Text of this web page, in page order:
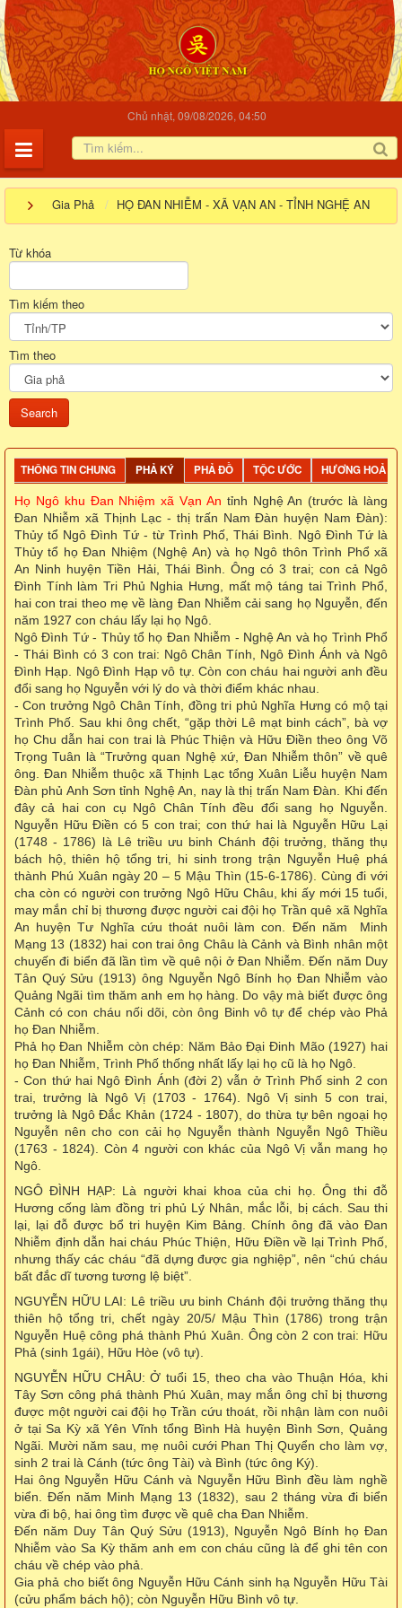
Chủ nhật, 09/08/2026, 04:50
Gia Phả HỌ ĐAN NHIỄM - XÃ VẠN AN - TỈNH NGHỆ AN
Từ khóa
Tìm kiếm theo
Tìm theo
THÔNG TIN CHUNG PHẢ KÝ PHẢ ĐỒ TỘC ƯỚC HƯƠNG HOẢ
Họ Ngô khu Đan Nhiệm xã Vạn An tỉnh Nghệ An (trước là làng
Đan Nhiễm xã Thịnh Lạc - thị trấn Nam Đàn huyện Nam Đàn):
Thủy tổ Ngô Đình Tứ - từ Trình Phố, Thái Bình. Ngô Đình Tứ là
Thủy tổ họ Đan Nhiệm (Nghệ An) và họ Ngô thôn Trình Phổ xã
An Ninh huyện Tiền Hải, Thái Bình. Ông có 3 trai; con cả Ngô
Đình Tính làm Tri Phủ Nghia Hưng, mất mộ táng tai Trình Phổ,
hai con trai theo mẹ về làng Đan Nhiễm cải sang họ Nguyễn, đến
năm 1927 con cháu lấy lại họ Ngô.
Ngô Đình Tứ - Thủy tổ họ Đan Nhiễm - Nghệ An và họ Trình Phổ
- Thái Bình có 3 con trai: Ngô Chân Tính, Ngô Đình Ánh và Ngô
Đình Hạp. Ngô Đình Hạp vô tự. Còn con cháu hai người anh đều
đổi sang họ Nguyễn với lý do và thời điểm khác nhau.
- Con trưởng Ngô Chân Tính, đồng tri phủ Nghĩa Hưng có mộ tại
Trình Phố. Sau khi ông chết, “gặp thời Lê mạt binh cách”, bà vợ
họ Chu dẫn hai con trai là Phúc Thiện và Hữu Điền theo ông Võ
Trọng Tuân là “Trưởng quan Nghệ xứ, Đan Nhiễm thôn” về quê
ông. Đan Nhiễm thuộc xã Thịnh Lạc tổng Xuân Liễu huyện Nam
Đàn phủ Anh Sơn tỉnh Nghệ An, nay là thị trấn Nam Đàn. Khi đến
đây cả hai con cụ Ngô Chân Tính đều đổi sang họ Nguyễn.
Nguyễn Hữu Điền có 5 con trai; con thứ hai là Nguyễn Hữu Lại
(1748 - 1786) là Lê triều ưu binh Chánh đội trưởng, thăng thụ
bách hộ, thiên hộ tổng tri, hi sinh trong trận Nguyễn Huệ phá
thành Phú Xuân ngày 20 – 5 Mậu Thìn (15-6-1786). Cùng đi với
cha còn có người con trưởng Ngô Hữu Châu, khi ấy mới 15 tuổi,
may mắn chỉ bị thương được người cai đội họ Trần quê xã Nghĩa
An huyện Tư Nghĩa cứu thoát nuôi làm con. Đến năm Minh
Mạng 13 (1832) hai con trai ông Châu là Cảnh và Bình nhân một
chuyến đi biển đã lần tìm về quê nội ở Đan Nhiễm. Đến năm Duy
Tân Quý Sửu (1913) ông Nguyễn Ngô Bính họ Đan Nhiễm vào
Quảng Ngãi tìm thăm anh em họ hàng. Do vậy mà biết được ông
Cảnh có con cháu nối dõi, còn ông Binh vô tự để chép vào Phả
họ Đan Nhiễm.
Phả họ Đan Nhiễm còn chép: Năm Bảo Đại Đinh Mão (1927) hai
họ Đan Nhiễm, Trình Phố thống nhất lấy lại họ cũ là họ Ngô.
- Con thứ hai Ngô Đình Ánh (đời 2) vẫn ở Trình Phố sinh 2 con
trai, trưởng là Ngô Vị (1703 - 1764). Ngô Vị sinh 5 con trai,
trưởng là Ngô Đắc Khản (1724 - 1807), do thừa tự bên ngoại họ
Nguyễn nên cho con cải họ Nguyễn thành Nguyễn Ngô Thiều
(1763 - 1824). Còn 4 người con khác của Ngô Vị vẫn mang họ
Ngô.
NGÔ ĐÌNH HẠP: Là người khai khoa của chi họ. Ông thi đỗ
Hương cống làm đồng tri phủ Lý Nhân, mắc lỗi, bị cách. Sau thi
lại, lại đỗ được bổ tri huyện Kim Bảng. Chính ông đã vào Đan
Nhiễm định dẫn hai cháu Phúc Thiện, Hữu Điền về lại Trình Phố,
nhưng thấy các cháu “đã dựng được gia nghiệp”, nên “chú cháu
bất đắc dĩ tương tương lệ biệt”.
NGUYỄN HỮU LAI: Lê triều ưu binh Chánh đội trưởng thăng thụ
thiên hộ tổng tri, chết ngày 20/5/ Mậu Thìn (1786) trong trận
Nguyễn Huệ công phá thành Phú Xuân. Ông còn 2 con trai: Hữu
Phả (sinh 1gái), Hữu Hòe (vô tự).
NGUYỄN HỮU CHÂU: Ở tuổi 15, theo cha vào Thuận Hóa, khi
Tây Sơn công phá thành Phú Xuân, may mắn ông chỉ bị thương
được một người cai đội họ Trần cứu thoát, rồi nhận làm con nuôi
ở tại Sa Kỳ xã Yên Vĩnh tổng Bình Hà huyện Bình Sơn, Quảng
Ngãi. Mười năm sau, mẹ nuôi cưới Phan Thị Quyển cho làm vợ,
sinh 2 trai là Cánh (tức ông Tài) và Bình (tức ông Ký).
Hai ông Nguyễn Hữu Cánh và Nguyễn Hữu Bình đều làm nghề
biển. Đến năm Minh Mạng 13 (1832), sau 2 tháng vừa đi biển
vừa đi bộ, hai ông tìm được về quê cha Đan Nhiễm.
Đến năm Duy Tân Quý Sửu (1913), Nguyễn Ngô Bính họ Đan
Nhiễm vào Sa Kỳ thăm anh em con cháu cũng là để ghi tên con
cháu về chép vào phả.
Gia phả cho biết ông Nguyễn Hữu Cánh sinh hạ Nguyễn Hữu Tài
(cửu phẩm bách hộ); còn Nguyễn Hữu Bình vô tự.